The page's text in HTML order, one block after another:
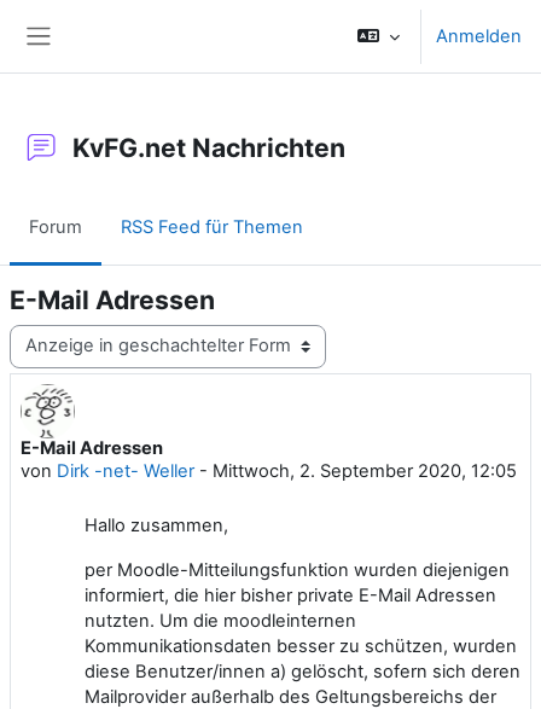
Anmelden
KvFG.net Nachrichten
Forum RSS Feed für Themen
E-Mail Adressen
Anzeigemodus
E-Mail Adressen
von Dirk -net- Weller- Mittwoch, 2. September 2020, 12:05
Anzahl Antworten: 0
Hallo zusammen,
per Moodle-Mitteilungsfunktion wurden diejenigen
informiert, die hier bisher private E-Mail Adressen
nutzten. Um die moodleinternen
Kommunikationsdaten besser zu schützen, wurden
diese Benutzer/innen a) gelöscht, sofern sich deren
Mailprovider außerhalb des Geltungsbereichs der